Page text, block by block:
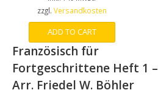
zzgl. Versandkosten
ADD TO CART
Französisch für
Fortgeschrittene Heft 1 –
Arr. Friedel W. Böhler